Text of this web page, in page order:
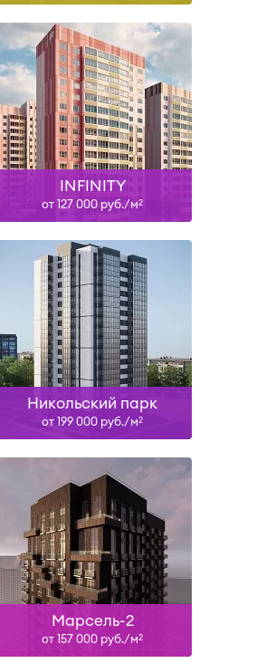
INFINITY
от 127 000 руб./м2
Никольский парк
от 199 000 руб./м2
Сдан
Узнать больше
Марсель-2
от 157 000 руб./м2
Сдан, II-27, IV-28
Узнать больше
Сдан, II-28
Узнать больше